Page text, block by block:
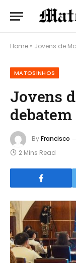
Home » Jovens de
MATOSINHOS
Jovens
ByFrancisco
2 Mins Read